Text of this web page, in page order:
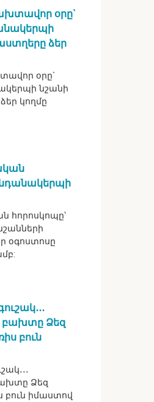
օրը`
ձեր
օրը`
նշանի
կողմը
հորոսկոպը՝
օգոստոսը
բախտը Ձեզ
բուն
Ձեզ
բուն իմաստով